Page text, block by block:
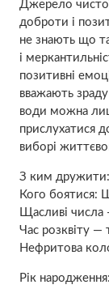
Джерело
доброти і
не знають що
і
позитивні
вважають
води можна
прислухатися
виборі
З ким
Кого боятися:
Щасливі числа
Час розквіту —
Нефритова
Рік